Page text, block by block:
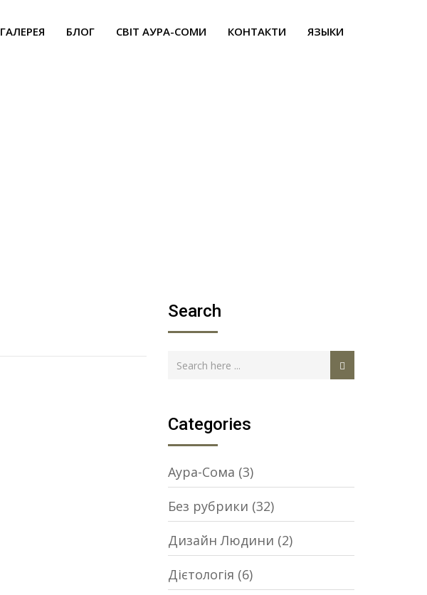
ГАЛЕРЕЯ БЛОГ СВІТ АУРА-СОМИ КОНТАКТИ ЯЗЫКИ
Search
Categories
Аура-Сома (3)
Без рубрики (32)
Дизайн Людини (2)
Дієтологія (6)